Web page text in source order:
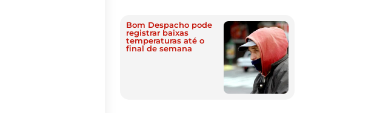
Bom Despacho pode
registrar baixas
temperaturas até o
final de semana